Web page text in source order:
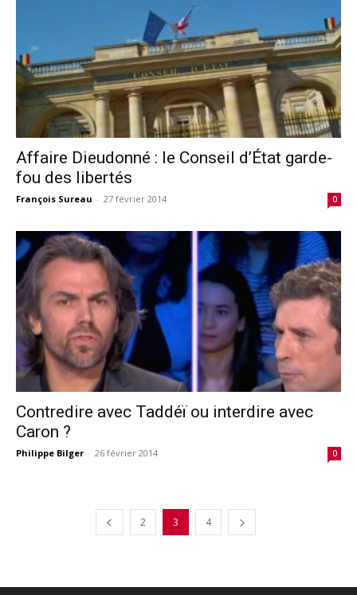
Affaire Dieudonné : le Conseil d’État garde-
fou des libertés
François Sureau - 27 février 2014 0
Contredire avec Taddéï ou interdire avec
Caron ?
Philippe Bilger - 26 février 2014 0
2 3 4